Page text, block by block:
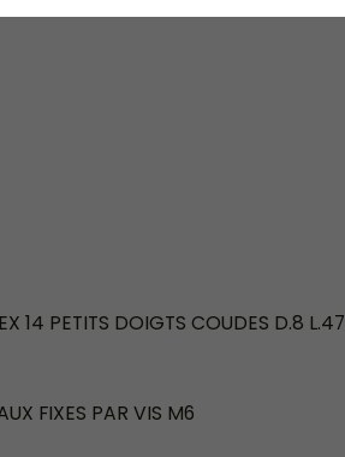
14 PETITS DOIGTS COUDES D.8 L.47
FIXES PAR VIS M6